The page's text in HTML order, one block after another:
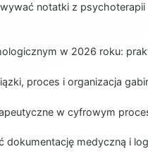
notatki z
w 2026 roku:
proces i organizacja
w cyfrowym
dokumentację medyczną i